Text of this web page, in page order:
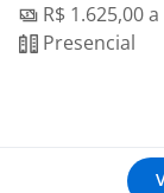
R$ 1.625,00
Presencial